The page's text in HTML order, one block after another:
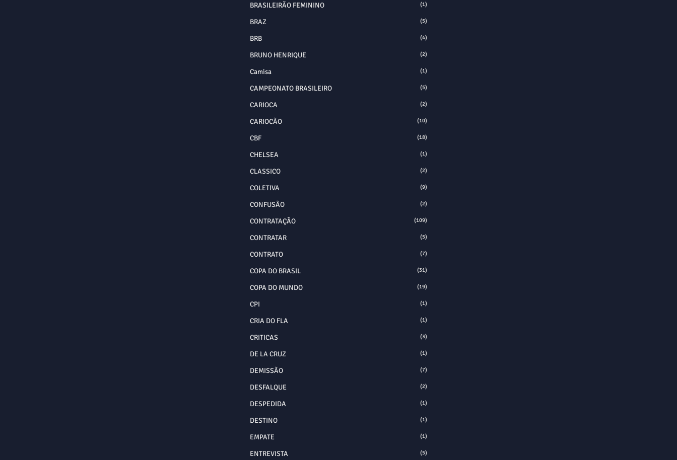
BRASILEIRÃO FEMININO (1)
BRAZ (5)
BRB (4)
BRUNO HENRIQUE (2)
Camisa (1)
CAMPEONATO BRASILEIRO (5)
CARIOCA (2)
CARIOCÃO (10)
CBF (18)
CHELSEA (1)
CLASSICO (2)
COLETIVA (9)
CONFUSÃO (2)
CONTRATAÇÃO (109)
CONTRATAR (5)
CONTRATO (7)
COPA DO BRASIL (31)
COPA DO MUNDO (19)
CPI (1)
CRIA DO FLA (1)
CRITICAS (3)
DE LA CRUZ (1)
DEMISSÃO (7)
DESFALQUE (2)
DESPEDIDA (1)
DESTINO (1)
EMPATE (1)
ENTREVISTA (5)